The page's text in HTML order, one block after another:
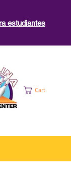
Cart
estudiantes